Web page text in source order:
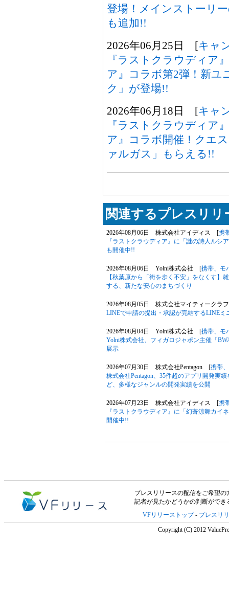
登場！メインストーリ
も追加!!
2026年06月25日 [キャ
『ラストクラウディア
ア』コラボ第2弾！新ユ
ク」が登場!!
2026年06月18日 [キャ
『ラストクラウディア
ア』コラボ開催！クエ
ァルガス」もらえる!!
関連するプレスリリ
2026年08月06日 株式会社アイディス [携
『ラストクラウディア』に「謎の詩人ルシ
も開催中!!
2026年08月06日 Yolni株式会社 [携帯、モ
【秋葉原から「街を歩く不安」をなくす】
する、新たな安心のまちづくり
2026年08月05日 株式会社マイティークラ
LINEで申請の提出・承認が完結するLINE
2026年08月04日 Yolni株式会社 [携帯、モ
Yolni株式会社、フィガロジャポン主催「
展示
2026年07月30日 株式会社Pentagon [携帯
株式会社Pentagon、35件超のアプリ開発実
ど、多様なジャンルの開発実績を公開
2026年07月23日 株式会社アイディス [携
『ラストクラウディア』に「幻蒼涼舞カイ
開催中!!
プレスリリースの配信をご希望の
記者が見たかどうかの判断がで
VFリリーストップ- プレスリ
Copyright (C) 2012